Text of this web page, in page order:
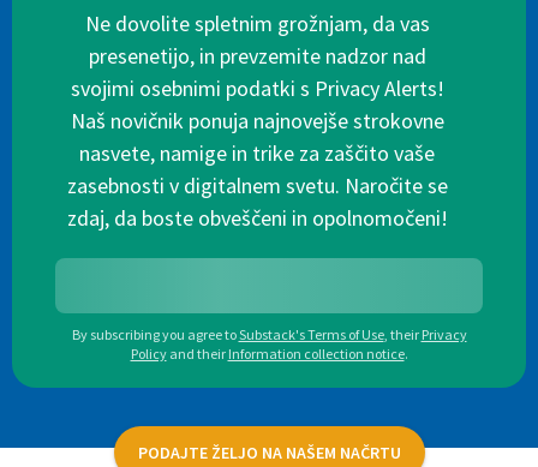
Ne dovolite spletnim grožnjam, da vas
presenetijo, in prevzemite nadzor nad
svojimi osebnimi podatki s Privacy Alerts!
Naš novičnik ponuja najnovejše strokovne
nasvete, namige in trike za zaščito vaše
zasebnosti v digitalnem svetu. Naročite se
zdaj, da boste obveščeni in opolnomočeni!
By subscribing you agree toSubstack's Terms of Use, their Privacy
Policy and their Information collection notice.
PODAJTE ŽELJO NA NAŠEM NAČRTU